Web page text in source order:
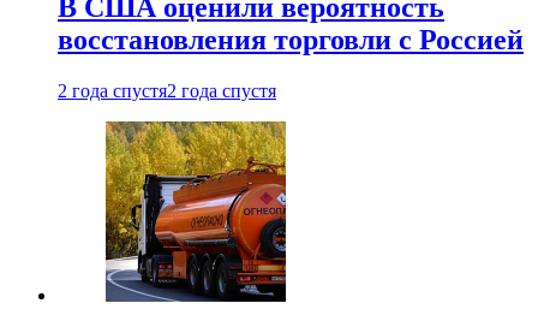
В США оценили вероятность
восстановления торговли с Россией
2 года спустя2 года спустя